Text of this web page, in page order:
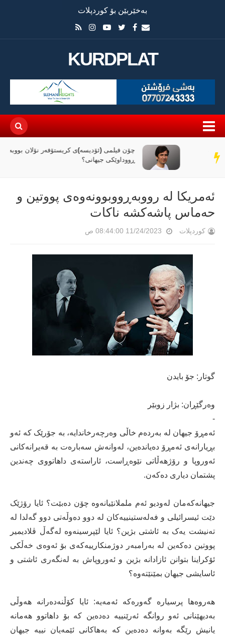
بەخێربێن بۆ کوردپلات
KURDPLAT
سەر
دێڕ
چۆن فیلمی (ئۆدیسە)ی کریستۆفەر نۆلان بووبە
ڕووداوێکی جیهانی؟
ئەمریکا لە رووبەڕووبوونەوەی پووتین و
حەماس پاشەکشە ناکات
کوردپلات 11/24/2023 08:44:00 ص
گوتار: جۆ بایدن
وەرگێڕان: بژار زوبێر
-
ئەمڕۆ جیهان لە بەردەم خاڵی وەرچەرخاندایە، بە جۆرێک کە ئەو
بڕیارانەی ئەمڕۆ دەیاندەین، لەوانەش سەبارەت بە قەیرانەکانی
ئەوروپا و رۆژهەڵاتی نێوەڕاست، ئاراستەی داهاتووی چەندین
پشتمان دیاری دەکەن.
جیهانەکەمان لەودیو ئەم ململانێیانەوە چۆن دەبێت؟ ئایا رۆژێک
دێت ئیسرائیلی و فەلەستینییەکان لە دوو دەوڵەتی دوو گەلدا لە
تەنیشت یەک بە ئاشتی بژین؟ ئایا لێپرسینەوە لەگەڵ ڤلادیمیر
پووتین دەکەین لە بەرامبەر دوژمنکارییەکەی بۆ ئەوەی خەڵکی
ئۆکراینا بتوانن ئازادانە بژین و ئەوروپاش بە لەنگەری ئاشتی و
ئاسایشی جیهان بمێنێتەوە؟
هەروەها پرسیارە گەورەکە ئەمەیە: ئایا کۆڵنەدەرانە هەوڵی
بەدیهێنانی ئەو روانگە ئەرێنییە دەدەین کە بۆ داهاتوو هەمانە
یانیش رێگە بەوانە دەدەین کە بەهاکانی ئێمەیان نییە جیهان